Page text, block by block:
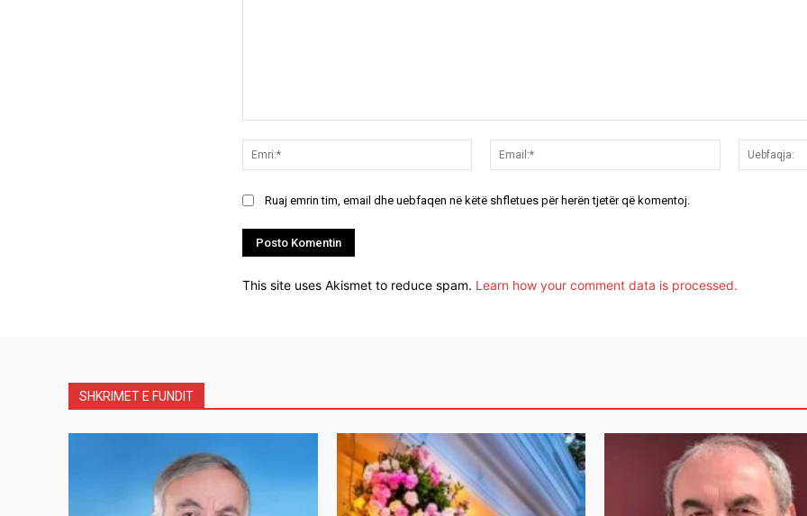
Emri:*
Email:*
Ruaj emrin tim, email dhe uebfaqen në këtë shfletues për herën tjetër që komentoj.
This site uses Akismet to reduce spam. Learn how your comment data is processed.
SHKRIMET E FUNDIT